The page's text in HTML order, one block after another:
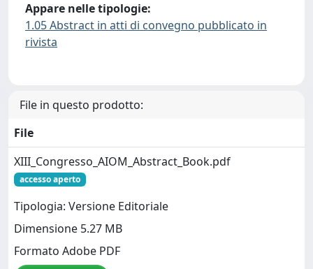
Appare nelle tipologie:
1.05 Abstract in atti di convegno pubblicato in
rivista
File in questo prodotto:
File
XIII_Congresso_AIOM_Abstract_Book.pdf
accesso aperto
Tipologia: Versione Editoriale
Dimensione 5.27 MB
Formato Adobe PDF